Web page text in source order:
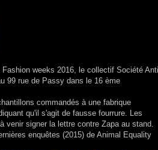
weeks 2016, le collectif Société Anti
99 rue de Passy dans le 16 ème
commandés à une fabrique
qu'il s'agit de fausse fourrure. Les
venir signer la lettre contre Zapa au stand.
enquêtes (2015) de Animal Equality